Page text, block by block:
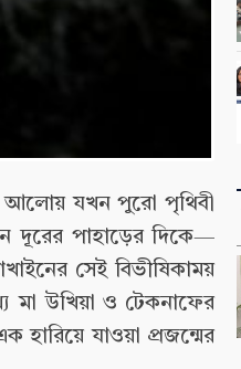
আলোয় যখন পুরো পৃথিবী
দূরের পাহাড়ের দিকে—
সেই বিভীষিকাময়
মা উখিয়া ও টেকনাফের
যাওয়া প্রজন্মের